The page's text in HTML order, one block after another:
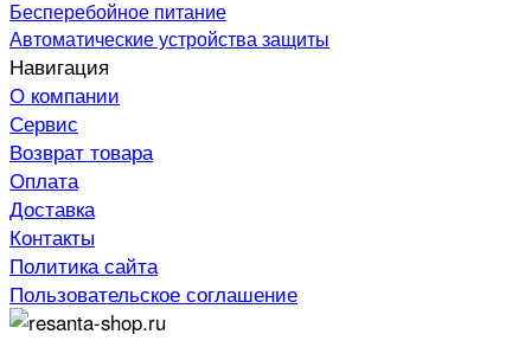
Бесперебойное питание
Автоматические устройства защиты
Навигация
О компании
Сервис
Возврат товара
Оплата
Доставка
Контакты
Политика сайта
Пользовательское соглашение